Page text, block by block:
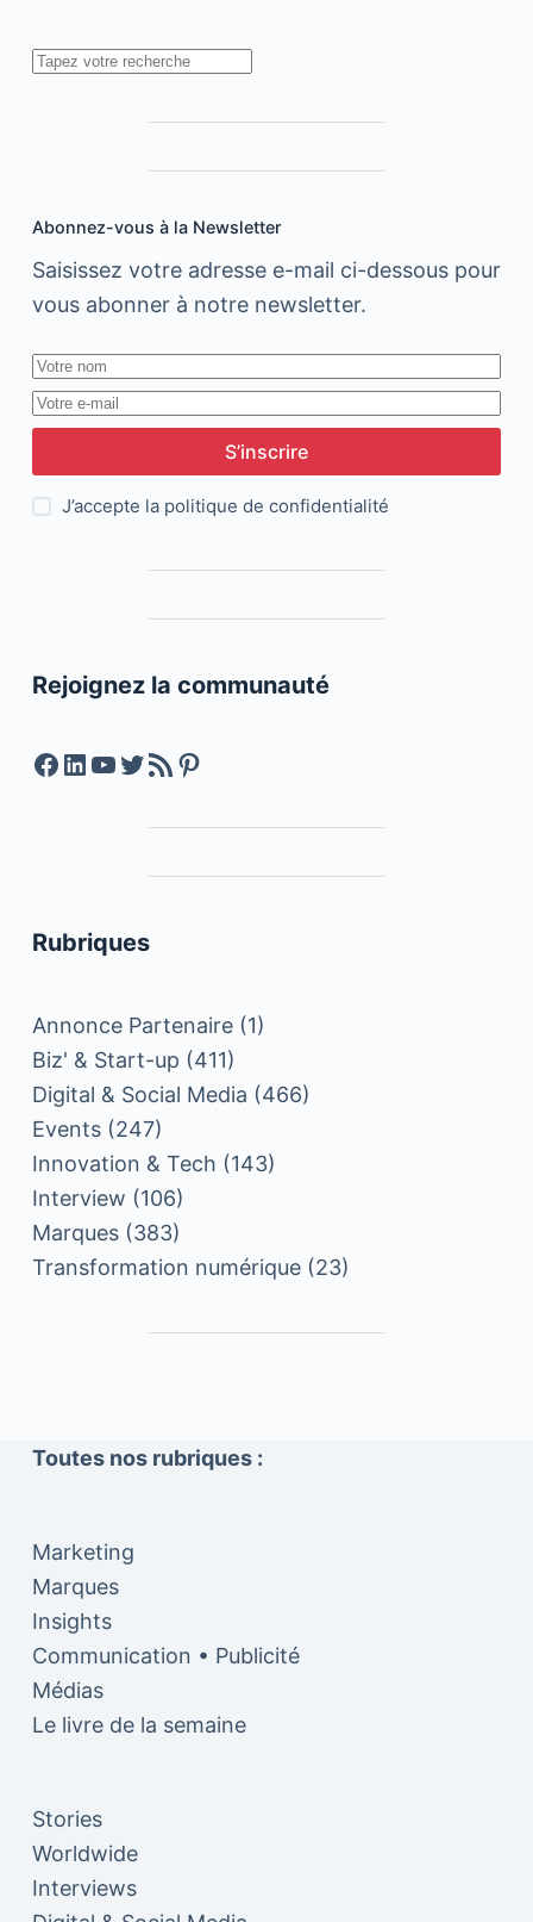
Rechercher
Abonnez-vous à la Newsletter
Saisissez votre adresse e-mail ci-dessous pour
vous abonner à notre newsletter.
S’inscrire
J’accepte la politique de confidentialité
Rejoignez la communauté
Facebook
LinkedIn
YouTube
Twitter
Feed RSSPinterest
Rubriques
Annonce Partenaire(1)
Biz' & Start-up (411)
Digital & Social Media (466)
Events(247)
Innovation & Tech (143)
Interview (106)
Marques(383)
Transformation numérique(23)
Toutes nos rubriques :
Marketing
Marques
Insights
Communication • Publicité
Médias
Le livre de la semaine
Stories
Worldwide
Interviews